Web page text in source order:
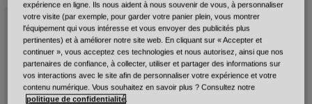
expérience en ligne. Ils nous aident à nous souvenir de vous, à personnaliser
votre visite (par exemple, pour garder votre panier plein, vous montrer
l'équipement qui vous intéresse et vous envoyer des publicités plus
pertinentes) et à améliorer notre site web. En cliquant sur « Accepter et
continuer », vous acceptez ces technologies et nous autorisez, ainsi que nos
partenaires de confiance, à collecter, utiliser et partager des informations sur
vos interactions avec le site afin de personnaliser votre expérience et votre
contenu numérique. Vous souhaitez en savoir plus ? Consultez notre
politique de confidentialité.